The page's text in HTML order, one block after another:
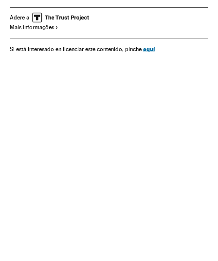
Comunicações CES Las Vegas
Nevada
Celular Mobilidade Tecnologia Ciência
Adere a
Mais informações
Si está interesado en licenciar este contenido, pinche aquí